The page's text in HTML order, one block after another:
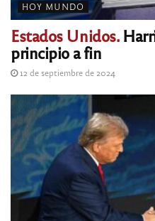
HOY MUNDO
Estados Unidos.
principio a fin
12 de septiembre de 2024